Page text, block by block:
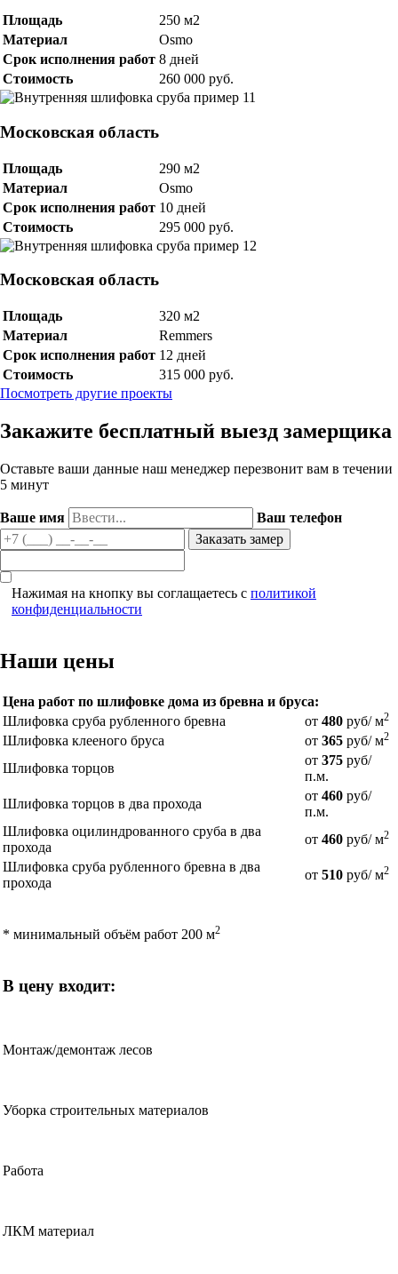
Площадь
250 м2
Материал
Osmo
Срок исполнения работ 8 дней
Стоимость
260 000 руб.
Московская область
Площадь
290 м2
Материал
Osmo
Срок исполнения работ 10 дней
Стоимость
295 000 руб.
Московская область
Площадь
320 м2
Материал
Remmers
Срок исполнения работ 12 дней
Стоимость
315 000 руб.
Посмотреть другие проекты
Закажите бесплатный выезд замерщика
Оставьте ваши данные наш менеджер перезвонит вам в течении
5 минут
Ваше имя Ваш телефон
Нажимая на кнопку вы соглащаетесь с политикой
конфиденциальности
Наши цены
Цена работ по шлифовке дома из бревна и бруса:
Шлифовка сруба рубленного бревна
от 480 руб/ м2
Шлифовка клееного бруса от 365 руб/ м2
Шлифовка торцов
от 375 руб/
п.м.
Шлифовка торцов в два прохода
от 460 руб/
п.м.
Шлифовка оцилиндрованного сруба в два
прохода
от 460 руб/ м2
Шлифовка сруба рубленного бревна в два
прохода
от 510 руб/ м2
* минимальный объём работ 200 м2
В цену входит:
Монтаж/демонтаж лесов
Уборка строительных материалов
Работа
ЛКМ материал